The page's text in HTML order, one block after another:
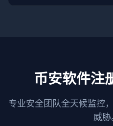
币安软件注
专业安全团队全天候监控
威